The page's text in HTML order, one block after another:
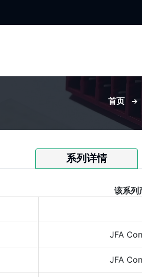
首页
系列详情
该系列
JFA
JFA